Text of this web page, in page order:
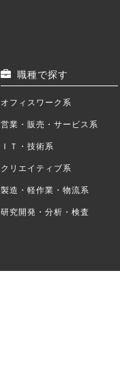
職種で探す
オフィスワーク系
営業・販売・サービス系
ＩＴ・技術系
クリエイティブ系
製造・軽作業・物流系
研究開発・分析・検査